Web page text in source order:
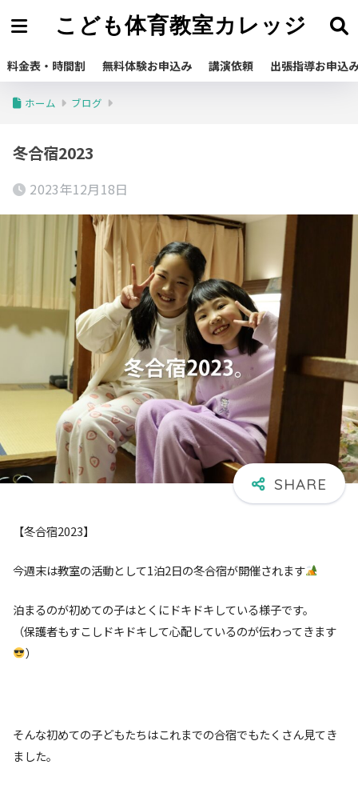
こども体育教室カレッジ
料金表・時間割 無料体験お申込み 講演依頼 出張指導お申込
ホーム ブログ
冬合宿2023
2023年12月18日
【冬合宿2023】
今週末は教室の活動として1泊2日の冬合宿が開催されます
泊まるのが初めての子はとくにドキドキしている様子です。
（保護者もすこしドキドキして心配しているのが伝わってきます
）
そんな初めての子どもたちはこれまでの合宿でもたくさん見てき
ました。